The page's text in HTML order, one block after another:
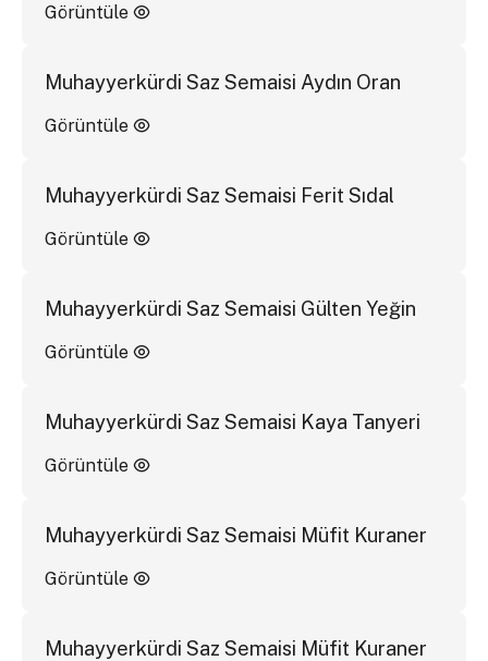
Görüntüle
Muhayyerkürdi Saz Semaisi Aydın Oran
Görüntüle
Muhayyerkürdi Saz Semaisi Ferit Sıdal
Görüntüle
Muhayyerkürdi Saz Semaisi Gülten Yeğin
Görüntüle
Muhayyerkürdi Saz Semaisi Kaya Tanyeri
Görüntüle
Muhayyerkürdi Saz Semaisi Müfit Kuraner
Görüntüle
Muhayyerkürdi Saz Semaisi Müfit Kuraner